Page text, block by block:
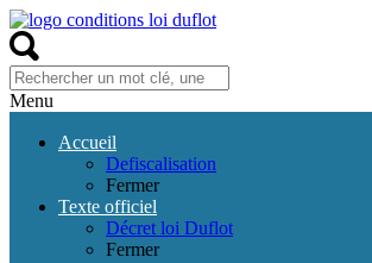
Menu
Accueil
Defiscalisation
Fermer
Texte officiel
Décret loi Duflot
Fermer